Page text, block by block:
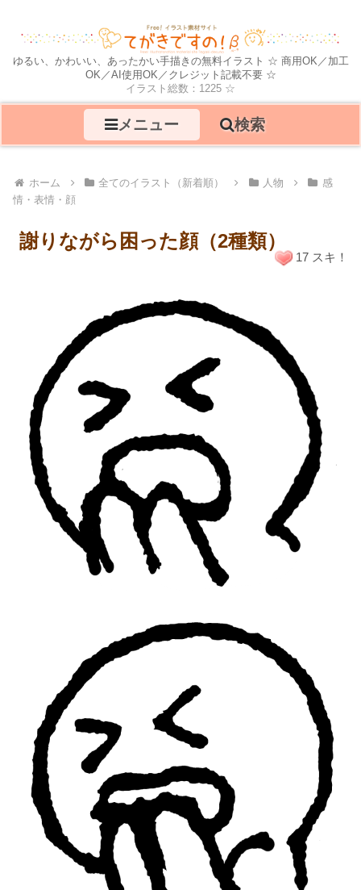
ゆるい、かわいい、あったかい手描きの無料イラスト ☆ 商用OK／加工
OK／AI使用OK／クレジット記載不要 ☆
イラスト総数：1225 ☆
メニュー 検索
ホーム 全てのイラスト（新着順） 人物
感
情・表情・顔
謝りながら困った顔（2種類）
17 スキ！